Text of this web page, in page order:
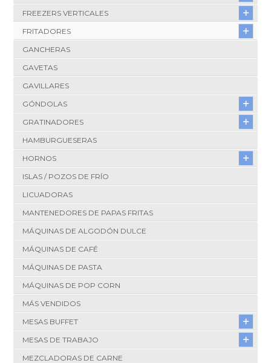
FREEZERS VERTICALES
FRITADORES
GANCHERAS
GAVETAS
GAVILLARES
GÓNDOLAS
GRATINADORES
HAMBURGUESERAS
HORNOS
ISLAS / POZOS DE FRÍO
LICUADORAS
MANTENEDORES DE PAPAS FRITAS
MÁQUINAS DE ALGODÓN DULCE
MÁQUINAS DE CAFÉ
MÁQUINAS DE PASTA
MÁQUINAS DE POP CORN
MÁS VENDIDOS
MESAS BUFFET
MESAS DE TRABAJO
MEZCLADORAS DE CARNE